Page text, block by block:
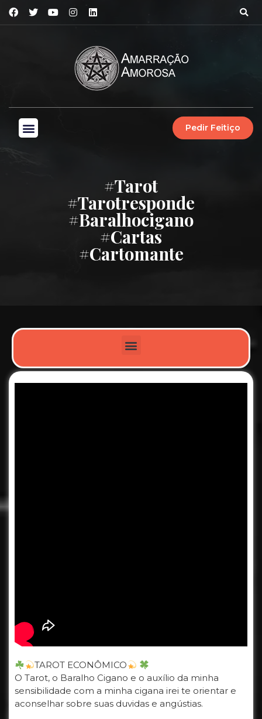
Pedir Feitiço
#tarot
#tarotresponde
#baralhocigano
#cartas
#cartomante
TAROT ECONÔMICO
O Tarot, o Baralho Cigano e o auxílio da minha
sensibilidade com a minha cigana irei te orientar e
aconselhar sobre suas duvidas e angústias.